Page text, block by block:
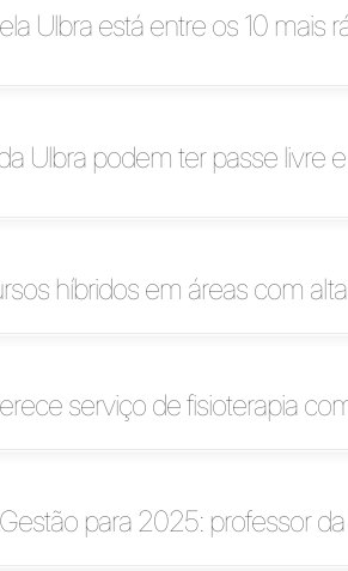
Ulbra está entre os 10 mais
Ulbra podem ter passe livre
híbridos em áreas com
serviço de fisioterapia
para 2025: professor